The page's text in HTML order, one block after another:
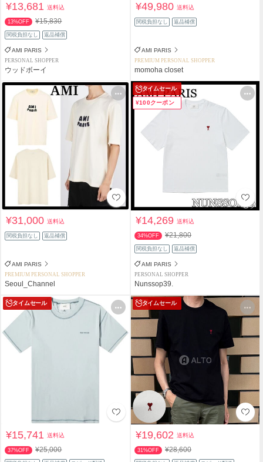
¥13,681送料込
13%OFF ¥15,830
関税負担なし 返品補償
AMI PARIS
PERSONAL SHOPPER
ウッドボーイ
¥49,980送料込
関税負担なし 返品補償
AMI PARIS
PREMIUM PERSONAL SHOPPER
momoha closet
¥31,000送料込
関税負担なし 返品補償
AMI PARIS
PREMIUM PERSONAL SHOPPER
Seoul_Channel
タイムセール
¥100クーポン
¥14,269送料込
34%OFF ¥21,800
関税負担なし 返品補償
AMI PARIS
PERSONAL SHOPPER
Nunssop39.
タイムセール
¥15,741送料込
37%OFF ¥25,000
タイムセール
¥19,602送料込
31%OFF ¥28,600